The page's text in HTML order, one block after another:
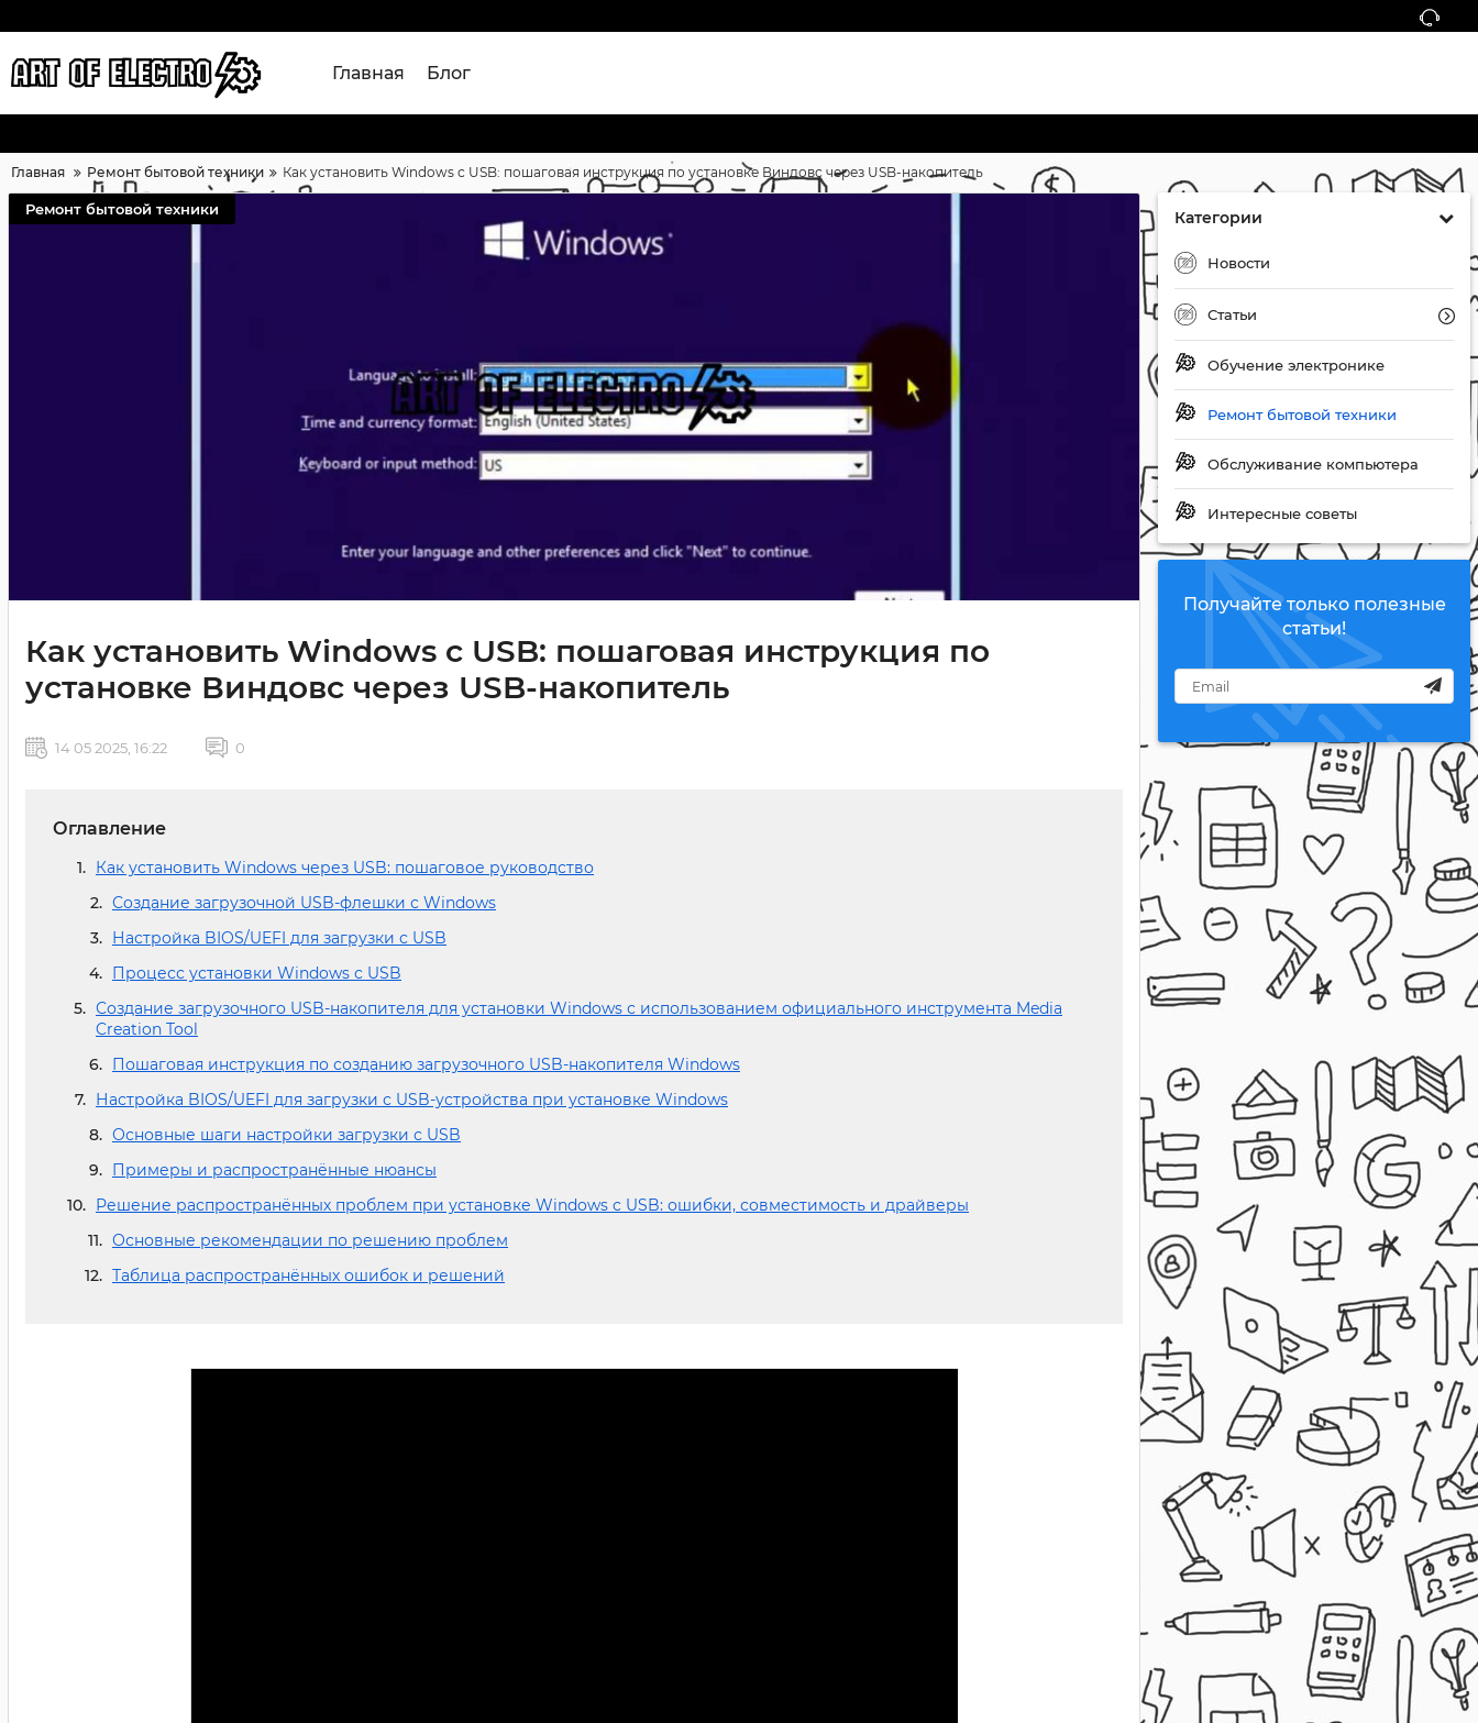
Главная Блог
Главная Ремонт бытовой техники Как установить Windows с USB: пошаговая инструкция по установке Виндовс через USB-накопитель
Категории
Новости
Статьи
Обучение электронике
Ремонт бытовой техники
Обслуживание компьютера
Интересные советы
Получайте только полезные
статьи!
Ремонт бытовой техники
Как установить Windows с USB: пошаговая инструкция по
установке Виндовс через USB-накопитель
14 05 2025, 16:22 0
Оглавление
Как установить Windows через USB: пошаговое руководство
Создание загрузочной USB-флешки с Windows
Настройка BIOS/UEFI для загрузки с USB
Процесс установки Windows с USB
Создание загрузочного USB-накопителя для установки Windows с использованием официального инструмента Media
Creation Tool
Пошаговая инструкция по созданию загрузочного USB-накопителя Windows
Настройка BIOS/UEFI для загрузки с USB-устройства при установке Windows
Основные шаги настройки загрузки с USB
Примеры и распространённые нюансы
Решение распространённых проблем при установке Windows с USB: ошибки, совместимость и драйверы
Основные рекомендации по решению проблем
Таблица распространённых ошибок и решений